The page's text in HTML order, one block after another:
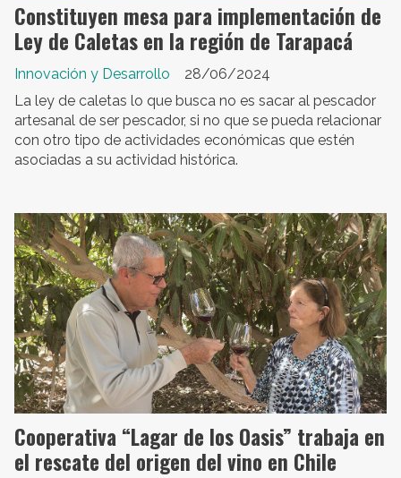
Constituyen mesa para implementación de
Ley de Caletas en la región de Tarapacá
Innovación y Desarrollo
28/06/2024
La ley de caletas lo que busca no es sacar al pescador
artesanal de ser pescador, si no que se pueda relacionar
con otro tipo de actividades económicas que estén
asociadas a su actividad histórica.
Cooperativa “Lagar de los Oasis” trabaja en
el rescate del origen del vino en Chile